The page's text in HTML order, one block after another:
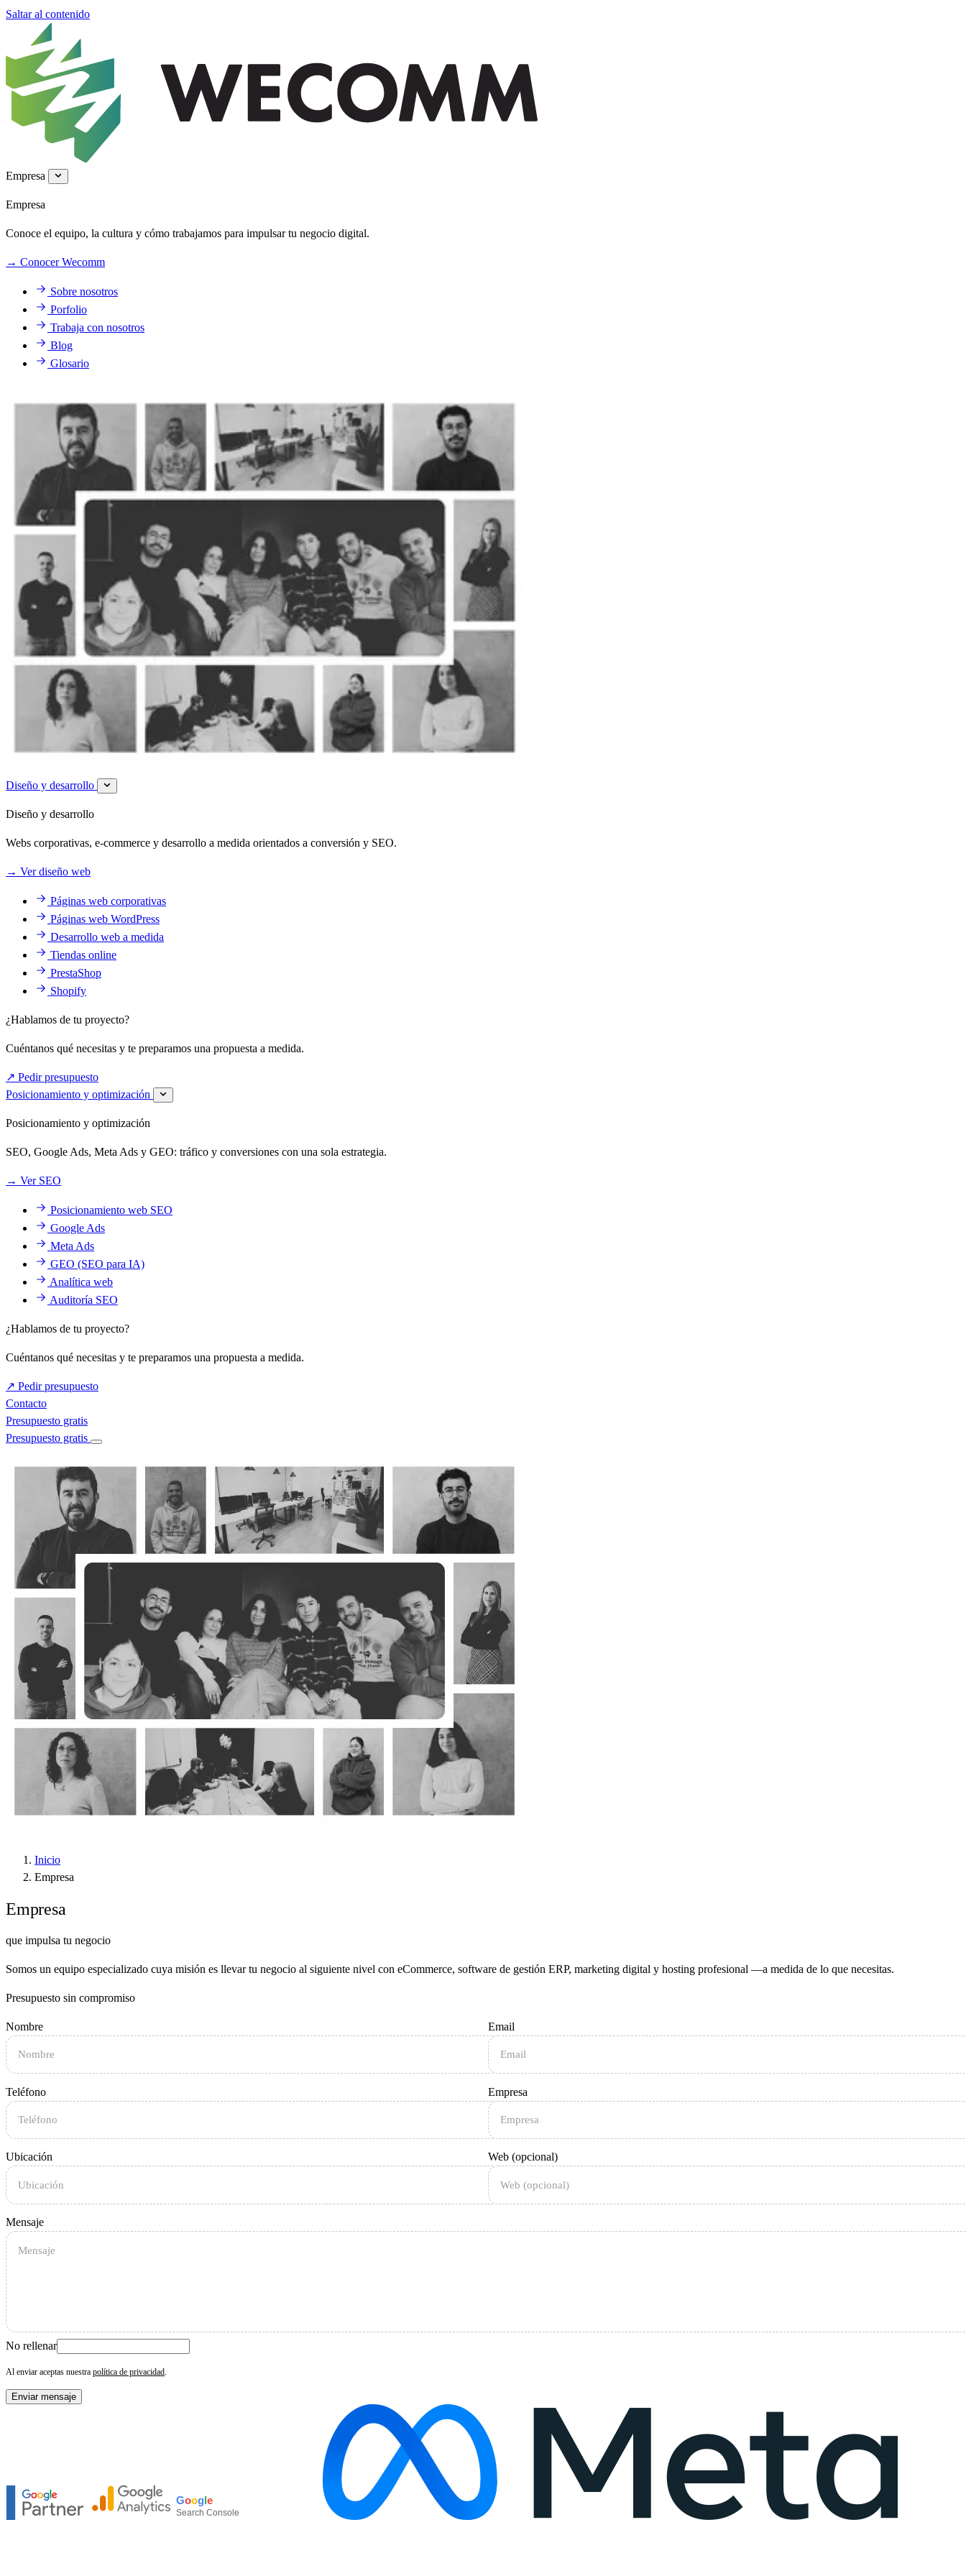
Saltar al contenido
Empresa
Empresa
Conoce el equipo, la cultura y cómo trabajamos para impulsar tu negocio digital.
→ Conocer Wecomm
Sobre nosotros
Porfolio
Trabaja con nosotros
Blog
Glosario
Diseño y desarrollo
Diseño y desarrollo
Webs corporativas, e-commerce y desarrollo a medida orientados a conversión y SEO.
→ Ver diseño web
Páginas web corporativas
Páginas web WordPress
Desarrollo web a medida
Tiendas online
PrestaShop
Shopify
¿Hablamos de tu proyecto?
Cuéntanos qué necesitas y te preparamos una propuesta a medida.
↗ Pedir presupuesto
Posicionamiento y optimización
Posicionamiento y optimización
SEO, Google Ads, Meta Ads y GEO: tráfico y conversiones con una sola estrategia.
→ Ver SEO
Posicionamiento web SEO
Google Ads
Meta Ads
GEO (SEO para IA)
Analítica web
Auditoría SEO
¿Hablamos de tu proyecto?
Cuéntanos qué necesitas y te preparamos una propuesta a medida.
↗ Pedir presupuesto
Contacto
Presupuesto gratis
Presupuesto gratis
Inicio
Empresa
Empresa
que impulsa tu negocio
Somos un equipo especializado cuya misión es llevar tu negocio al siguiente nivel con eCommerce, software de gestión ERP, marketing digital y hosting profesional —a medida de lo que necesitas.
Presupuesto sin compromiso
Nombre Email
Teléfono Empresa
Ubicación Web (opcional)
Mensaje
No rellenar
Al enviar aceptas nuestra política de privacidad.
Enviar mensaje